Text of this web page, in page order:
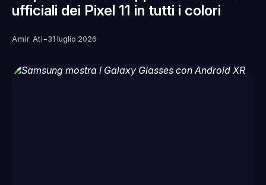
ufficiali dei Pixel 11 in tutti i colori
Amir Ati -31 luglio 2026